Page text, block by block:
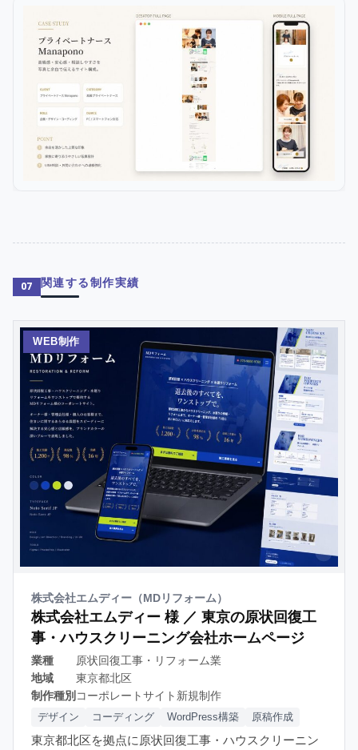
07 関連する制作実績
WEB制作
株式会社エムディー（MDリフォーム）
株式会社エムディー 様 ／ 東京の原状回復工
事・ハウスクリーニング会社ホームページ
業種
原状回復工事・リフォーム業
地域
東京都北区
制作種別コーポレートサイト新規制作
デザイン コーディング WordPress構築 原稿作成
東京都北区を拠点に原状回復工事・ハウスクリーニン